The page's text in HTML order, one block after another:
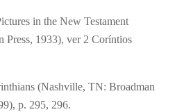
in the New Testament
Press, 1933), ver 2 Coríntios
(Nashville, TN: Broadman
p. 295, 296.